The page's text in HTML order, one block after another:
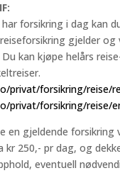
forsikring i dag kan
gjelder og
kan kjøpe helårs
privat/forsikring/reise/
privat/forsikring/reise/
en gjeldende forsikring
kr 250,- pr dag, og
eventuell